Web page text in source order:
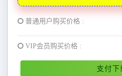
普通用户购买价格 :
VIP会员购买价格 :
支付下